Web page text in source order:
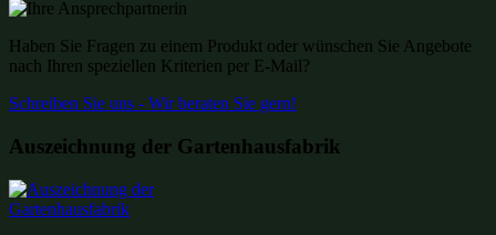
Haben Sie Fragen zu einem Produkt oder wünschen Sie Angebote
nach Ihren speziellen Kriterien per E-Mail?
Schreiben Sie uns - Wir beraten Sie gern!
Auszeichnung der Gartenhausfabrik